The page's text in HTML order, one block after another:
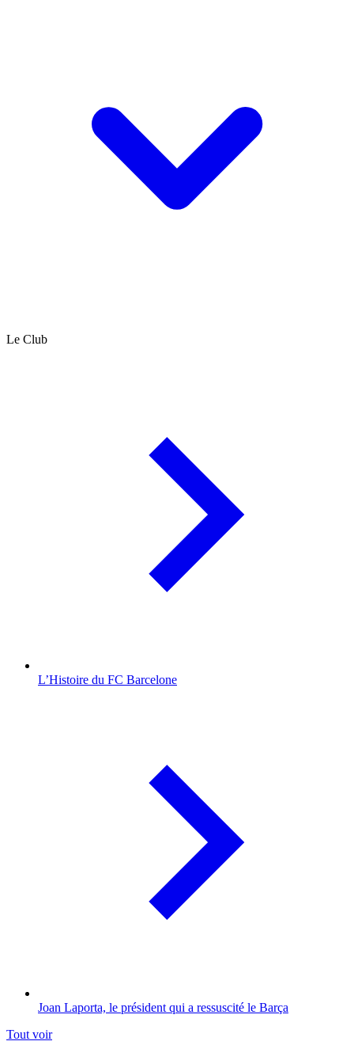
Le Club
L’Histoire du FC Barcelone
Joan Laporta, le président qui a ressuscité le Barça
Tout voir